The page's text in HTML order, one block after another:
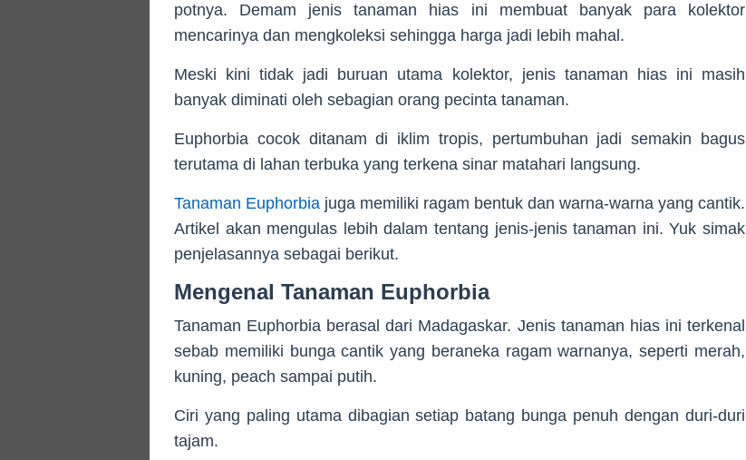
potnya. Demam jenis tanaman hias ini membuat banyak para kolektor
mencarinya dan mengkoleksi sehingga harga jadi lebih mahal.
Meski kini tidak jadi buruan utama kolektor, jenis tanaman hias ini masih
banyak diminati oleh sebagian orang pecinta tanaman.
Euphorbia cocok ditanam di iklim tropis, pertumbuhan jadi semakin bagus
terutama di lahan terbuka yang terkena sinar matahari langsung.
Tanaman Euphorbia juga memiliki ragam bentuk dan warna-warna yang cantik.
Artikel akan mengulas lebih dalam tentang jenis-jenis tanaman ini. Yuk simak
penjelasannya sebagai berikut.
Mengenal Tanaman Euphorbia
Tanaman Euphorbia berasal dari Madagaskar. Jenis tanaman hias ini terkenal
sebab memiliki bunga cantik yang beraneka ragam warnanya, seperti merah,
kuning, peach sampai putih.
Ciri yang paling utama dibagian setiap batang bunga penuh dengan duri-duri
tajam.